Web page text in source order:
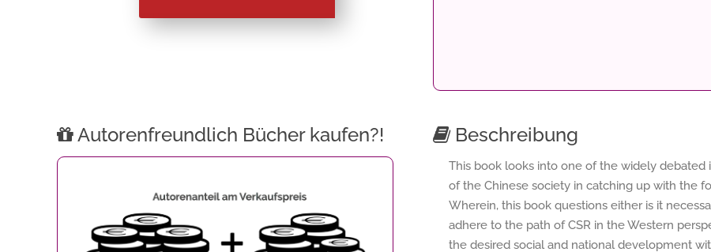
Autorenfreundlich Bücher kaufen?! Beschreibung
This book looks into one of the widely
of the Chinese society in catching up with the
Wherein, this book questions either is it
adhere to the path of CSR in the Western
the desired social and national development